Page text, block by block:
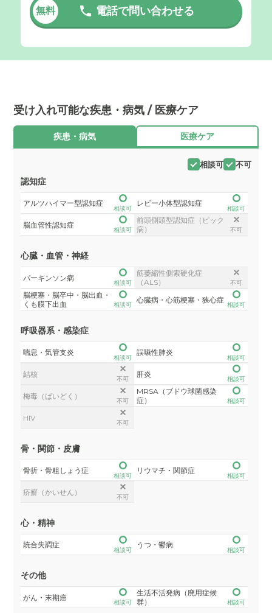
無料 電話で問い合わせる
受け入れ可能な疾患・病気 / 医療ケア
疾患・病気 医療ケア
相談可 不可
認知症
アルツハイマー型認知症
相談可
レビー小体型認知症
相談可
脳血管性認知症
相談可
前頭側頭型認知症（ピック
病）
不可
心臓・血管・神経
パーキンソン病
相談可
筋萎縮性側索硬化症
（ALS）
不可
脳梗塞・脳卒中・脳出血・
くも膜下出血
相談可
心臓病・心筋梗塞・狭心症
相談可
呼吸器系・感染症
喘息・気管支炎
相談可
誤嚥性肺炎
相談可
結核
不可
肝炎
相談可
梅毒（ばいどく）
不可
MRSA（ブドウ球菌感染
症）
相談可
HIV
不可
骨・関節・皮膚
骨折・骨粗しょう症
相談可
リウマチ・関節症
相談可
疥癬（かいせん）
不可
心・精神
統合失調症
相談可
うつ・鬱病
相談可
その他
がん・末期癌
相談可
生活不活発病（廃用症候
群）
相談可